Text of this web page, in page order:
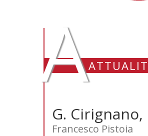
A
G.
Francesco Pistoia